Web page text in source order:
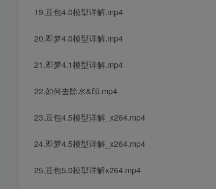
19.豆包4.0模型详解.mp4
20.即梦4.0模型详解.mp4
21.即梦4.1模型详解.mp4
22.如何去除水&印.mp4
23.豆包4.5模型详解_x264.mp4
24.即梦4.5模型详解_x264.mp4
25.豆包5.0模型详解x264.mp4